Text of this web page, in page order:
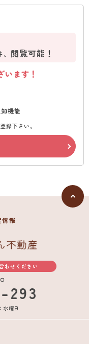
閲覧可能！
ます！
機能
録下さい。
報
わせください
293
水曜日